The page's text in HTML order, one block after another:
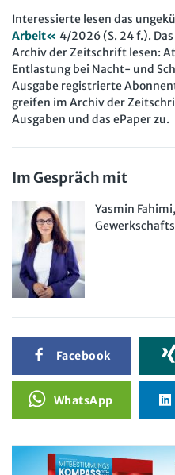
Interessierte lesen das
Arbeit« 4/2026 (S. 24 f.).
Archiv der Zeitschrift lesen:
Entlastung bei Nacht- und
Ausgabe registrierte
greifen im Archiv der
Ausgaben und das ePaper zu.
Im Gespräch mit
Yasmin
Facebook
WhatsApp